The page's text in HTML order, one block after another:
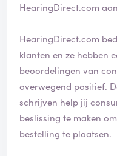
HearingDirect.com
HearingDirect.com
klanten en ze hebben
beoordelingen van
overwegend positief. Door een beoordeling te
schrijven help jij
beslissing te maken
bestelling te plaatsen.